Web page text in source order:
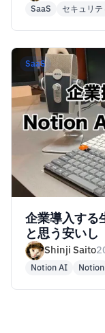
SaaS セキュリテ
SaaS
企業導入する
と思う安いし
Shinji Saito
Notion AI Notion